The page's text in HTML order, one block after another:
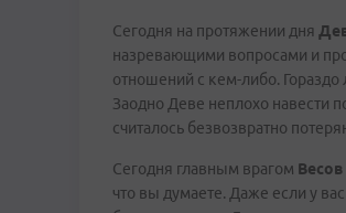
Сегодня на протяжении дня
назревающими вопросами и
отношений с кем-либо.
Заодно Деве неплохо навести
считалось безвозвратно
Сегодня главным врагом Весов
что вы думаете. Даже если у